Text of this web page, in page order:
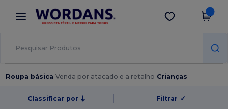
× App Wordans
Melhores preços na app!
Obter app
Roupa básicaVenda por atacado e a retalho Crianças
Classificar por Filtrar ✓